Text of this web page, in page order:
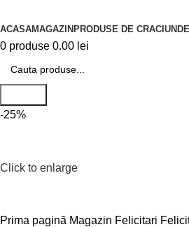
ACASAMAGAZINPRODUSE DE CRACIUN
0 produse 0.00 lei
-25%
Click to enlarge
Prima pagină Magazin Felicitari